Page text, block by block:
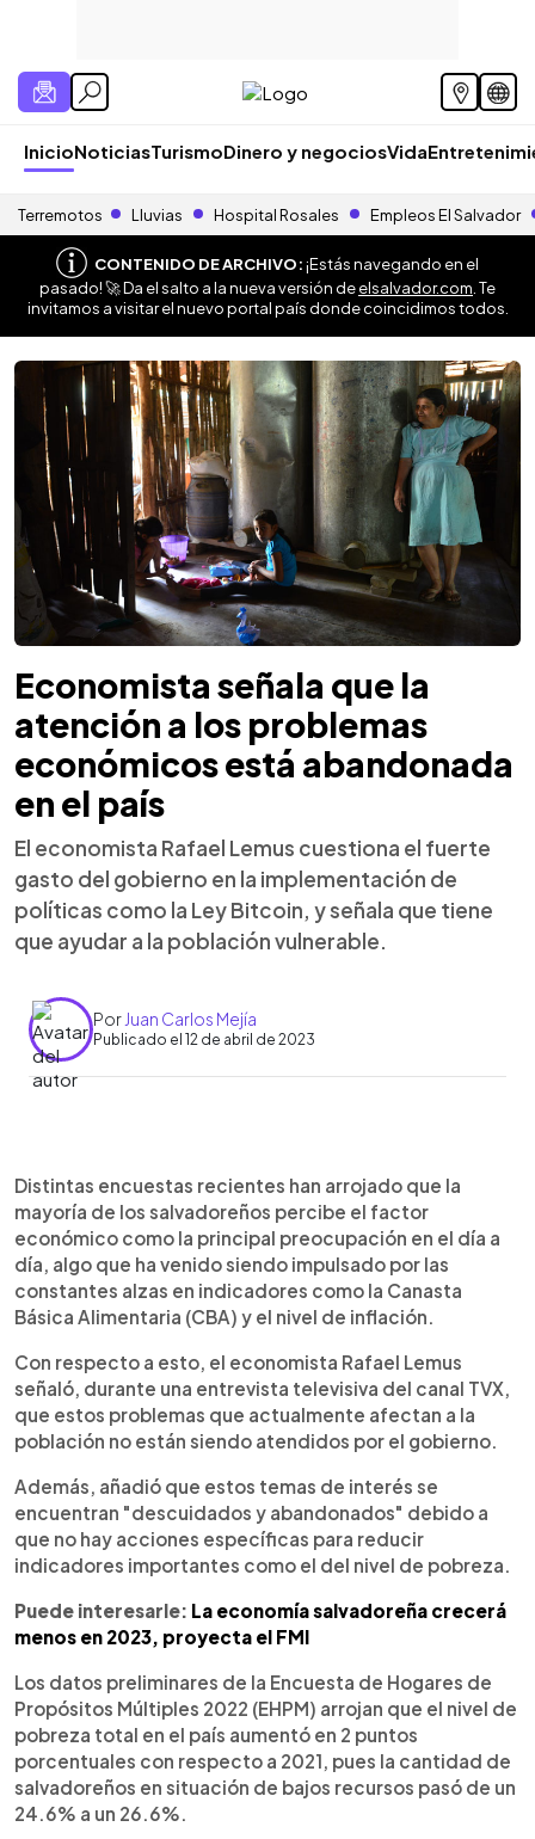
InicioNoticiasTurismoDinero y negociosVida
Terremotos Lluvias Hospital Rosales Empleos El Salvador
CONTENIDO DE ARCHIVO:¡Estás navegando en el
pasado! 🚀 Da el salto a la nueva versión deelsalvador.com . Te
invitamos a visitar el nuevo portal país donde coincidimos todos.
Economista señala que la
atención a los problemas
económicos está abandonada
en el país
El economista Rafael Lemus cuestiona el fuerte
gasto del gobierno en la implementación de
políticas como la Ley Bitcoin, y señala que tiene
que ayudar a la población vulnerable.
Por Juan Carlos Mejía
Publicado el 12 de abril de 2023
Escuchar artículo
Distintas encuestas recientes han arrojado que la
mayoría de los salvadoreños percibe el factor
económico como la principal preocupación en el día a
día, algo que ha venido siendo impulsado por las
constantes alzas en indicadores como la Canasta
Básica Alimentaria (CBA) y el nivel de inflación.
Con respecto a esto, el economista Rafael Lemus
señaló, durante una entrevista televisiva del canal TVX,
que estos problemas que actualmente afectan a la
población no están siendo atendidos por el gobierno.
Además, añadió que estos temas de interés se
encuentran "descuidados y abandonados" debido a
que no hay acciones específicas para reducir
indicadores importantes como el del nivel de pobreza.
Puede interesarle: La economía salvadoreña crecerá
menos en 2023, proyecta el FMI
Los datos preliminares de la Encuesta de Hogares de
Propósitos Múltiples 2022 (EHPM) arrojan que el nivel de
pobreza total en el país aumentó en 2 puntos
porcentuales con respecto a 2021, pues la cantidad de
salvadoreños en situación de bajos recursos pasó de un
24.6% a un 26.6%.